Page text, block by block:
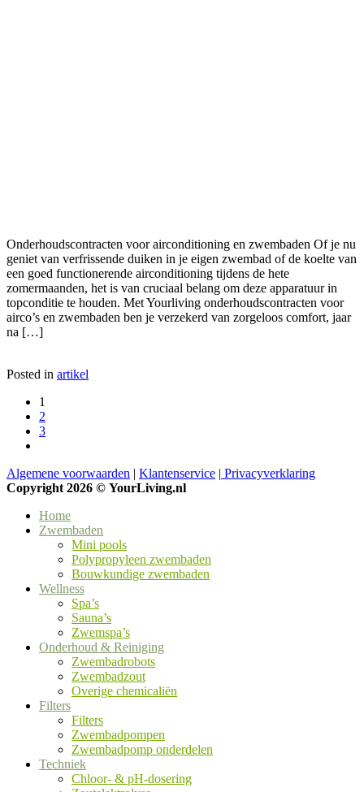
Onderhoudscontracten voor airconditioning en zwembaden Of je nu
geniet van verfrissende duiken in je eigen zwembad of de koelte van
een goed functionerende airconditioning tijdens de hete
zomermaanden, het is van cruciaal belang om deze apparatuur in
topconditie te houden. Met Yourliving onderhoudscontracten voor
airco’s en zwembaden ben je verzekerd van zorgeloos comfort, jaar
na […]
Posted in artikel
1
2
3
Algemene voorwaarden | Klantenservice | Privacyverklaring
Copyright 2026 © YourLiving.nl
Home
Zwembaden
Mini pools
Polypropyleen zwembaden
Bouwkundige zwembaden
Wellness
Spa’s
Sauna’s
Zwemspa’s
Onderhoud & Reiniging
Zwembadrobots
Zwembadzout
Overige chemicaliën
Filters
Filters
Zwembadpompen
Zwembadpomp onderdelen
Techniek
Chloor- & pH-dosering